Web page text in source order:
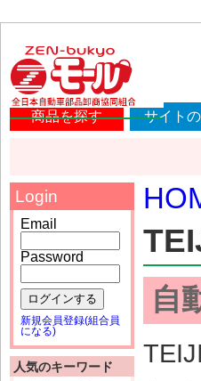
商品を探す サイト
自
Login
Email
Password
ログインする
新規会員登録(組合員
になる)
人気のキーワード